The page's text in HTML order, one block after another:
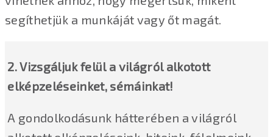
segíthetjük a munkáját vagy őt magát.
2. Vizsgáljuk felül a világról alkotott
elképzeléseinket, sémáinkat!
A gondolkodásunk hátterében a világról